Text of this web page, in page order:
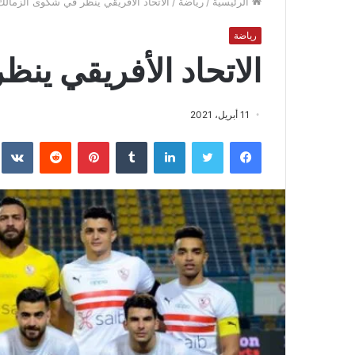
رياضة
الاتحاد الأفريقي
11 أبريل، 2021
فيسبوك تويتر لينكدإن بينتيريست